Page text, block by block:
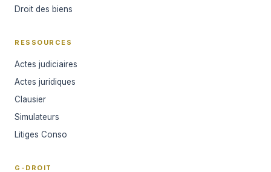
Droit des biens
RESSOURCES
Actes judiciaires
Actes juridiques
Clausier
Simulateurs
Litiges Conso
G-DROIT